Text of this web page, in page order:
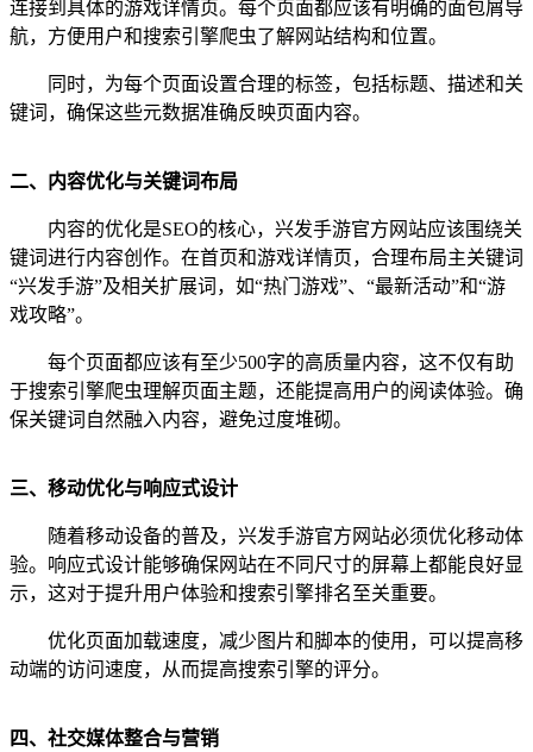
连接到具体的游戏详情页。每个页面都应该有明确的面包屑导
航，方便用户和搜索引擎爬虫了解网站结构和位置。
同时，为每个页面设置合理的标签，包括标题、描述和关
键词，确保这些元数据准确反映页面内容。
二、内容优化与关键词布局
内容的优化是SEO的核心，兴发手游官方网站应该围绕关
键词进行内容创作。在首页和游戏详情页，合理布局主关键词
“兴发手游”及相关扩展词，如“热门游戏”、“最新活动”和“游
戏攻略”。
每个页面都应该有至少500字的高质量内容，这不仅有助
于搜索引擎爬虫理解页面主题，还能提高用户的阅读体验。确
保关键词自然融入内容，避免过度堆砌。
三、移动优化与响应式设计
随着移动设备的普及，兴发手游官方网站必须优化移动体
验。响应式设计能够确保网站在不同尺寸的屏幕上都能良好显
示，这对于提升用户体验和搜索引擎排名至关重要。
优化页面加载速度，减少图片和脚本的使用，可以提高移
动端的访问速度，从而提高搜索引擎的评分。
四、社交媒体整合与营销